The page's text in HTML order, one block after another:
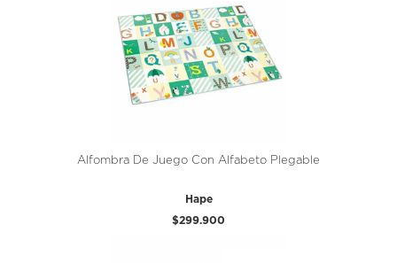
Alfombra De Juego Con Alfabeto Plegable
Hape
$299.900